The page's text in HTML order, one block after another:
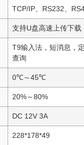
TCP/IP、RS232、
支持U盘高速上传下载
T9输入法，短消息，
查询
0℃～45℃
20%～80%
DC 12V 3A
228*178*49